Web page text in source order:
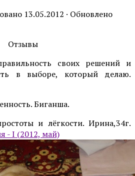
13.05.2012 · Обновлено
Отзывы
своих решений и
в выборе, который делаю.
Биганша.
и лёгкости. Ирина,34г.